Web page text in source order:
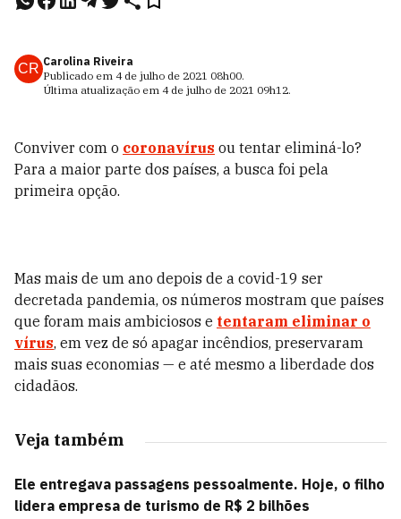
CR Carolina Riveira
Publicado em 4 de julho de 2021 08h00.
Última atualização em 4 de julho de 2021 09h12.
Conviver com o coronavírus ou tentar eliminá-lo?
Para a maior parte dos países, a busca foi pela
primeira opção.
Mas mais de um ano depois de a covid-19 ser
decretada pandemia, os números mostram que países
que foram mais ambiciosos e tentaram eliminar o
vírus, em vez de só apagar incêndios, preservaram
mais suas economias — e até mesmo a liberdade dos
cidadãos.
Veja também
Ele entregava passagens pessoalmente. Hoje, o filho
lidera empresa de turismo de R$ 2 bilhões